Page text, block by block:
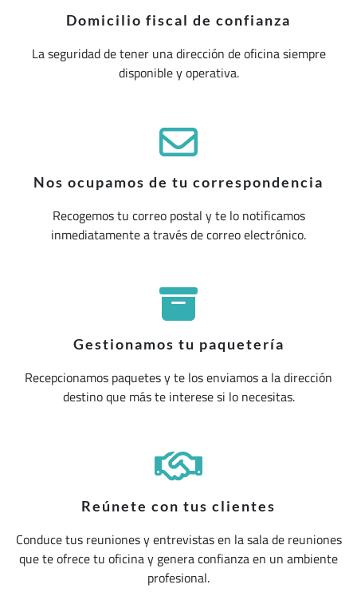
Domicilio fiscal de confianza
La seguridad de tener una dirección de oficina siempre
disponible y operativa.
Nos ocupamos de tu correspondencia
Recogemos tu correo postal y te lo notificamos
inmediatamente a través de correo electrónico.
Gestionamos tu paquetería
Recepcionamos paquetes y te los enviamos a la dirección
destino que más te interese si lo necesitas.
Reúnete con tus clientes
Conduce tus reuniones y entrevistas en la sala de reuniones
que te ofrece tu oficina y genera confianza en un ambiente
profesional.